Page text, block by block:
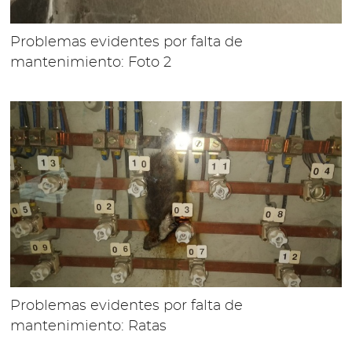
Problemas evidentes por falta de
mantenimiento: Foto 2
Problemas evidentes por falta de
mantenimiento: Ratas